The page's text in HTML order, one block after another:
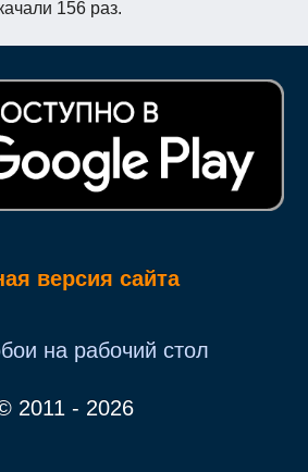
156 раз.
версия сайта
на рабочий стол
2011 - 2026